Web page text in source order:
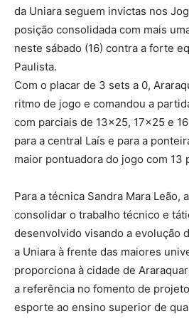
da Uniara seguem invictas nos
posição consolidada com mais
neste sábado (16) contra a forte
Paulista.
Com o placar de 3 sets a 0,
ritmo de jogo e comandou a
com parciais de 13×25, 17×25 e
para a central Laís e para a
maior pontuadora do jogo com 13
Para a técnica Sandra Mara Leão,
consolidar o trabalho técnico e
desenvolvido visando a evolução
a Uniara à frente das maiores
proporciona à cidade de
a referência no fomento de
esporte ao ensino superior de